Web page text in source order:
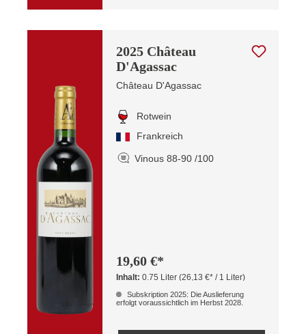
2025 Château
D'Agassac
Château D'Agassac
Rotwein
Frankreich
Vinous 88-90 /100
19,60 €*
Inhalt:0.75 Liter(26,13 €* / 1 Liter)
Subskription 2025: Die Auslieferung
erfolgt voraussichtlich im Herbst 2028.